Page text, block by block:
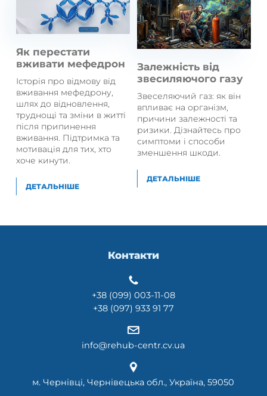
Як перестати
вживати мефедрон
Історія про відмову від
вживання мефедрону,
шлях до відновлення,
труднощі та зміни в житті
після припинення
вживання. Підтримка та
мотивація для тих, хто
хоче кинути.
ДЕТАЛЬНІШЕ
Залежність від
звесиляючого газу
Звеселяючий газ: як він
впливає на організм,
причини залежності та
ризики. Дізнайтесь про
симптоми і способи
зменшення шкоди.
ДЕТАЛЬНІШЕ
Контакти
+38 (099) 003-11-08
+38 (097) 933 91 77
info@rehub-centr.cv.ua
м. Чернівці, Чернівецька обл., Україна, 59050